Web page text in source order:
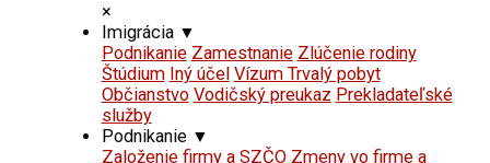
×
Imigrácia ▼
Podnikanie Zamestnanie Zlúčenie rodiny
Štúdium Iný účel Vízum Trvalý pobyt
Občianstvo Vodičský preukaz Prekladateľské
služby
Podnikanie ▼
Založenie firmy a SZČO Zmeny vo firme a